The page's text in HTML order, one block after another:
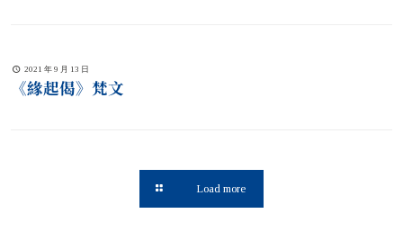
2021 年 9 月 13 日
《緣起偈》梵文
Load more